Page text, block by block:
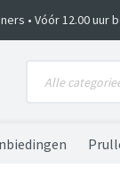
• Vóór 12.00 uur